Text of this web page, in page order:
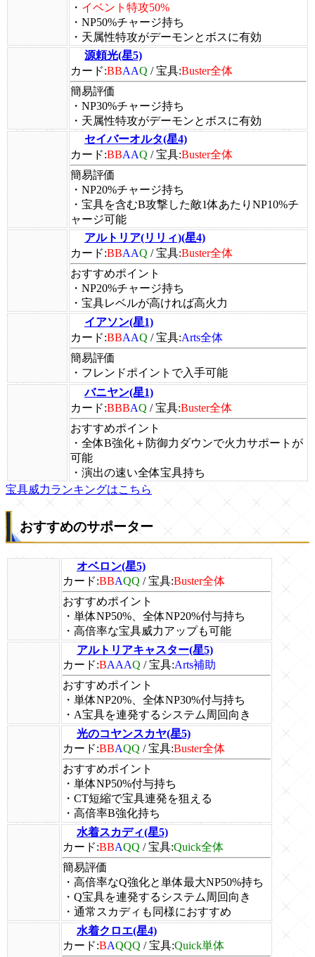
・ イベント特攻50%
・NP50%チャージ持ち
・天属性特攻がデーモンとボスに有効
源頼光(星5)
カード:BBAAQ /宝具:Buster全体
簡易評価
・NP30%チャージ持ち
・天属性特攻がデーモンとボスに有効
セイバーオルタ(星4)
カード:BBAAQ /宝具:Buster全体
簡易評価
・NP20%チャージ持ち
・宝具を含むB攻撃した敵1体あたりNP10%チ
ャージ可能
アルトリア(リリィ)(星4)
カード:BBAAQ /宝具:Buster全体
おすすめポイント
・NP20%チャージ持ち
・宝具レベルが高ければ高火力
イアソン(星1)
カード:BBAAQ /宝具:Arts全体
簡易評価
・フレンドポイントで入手可能
バニヤン(星1)
カード:BBBAQ /宝具:Buster全体
おすすめポイント
・全体B強化＋防御力ダウンで火力サポートが
可能
・演出の速い全体宝具持ち
宝具威力ランキングはこちら
おすすめのサポーター
オベロン(星5)
カード:BBAQQ /宝具:Buster全体
おすすめポイント
・単体NP50%、全体NP20%付与持ち
・高倍率な宝具威力アップも可能
アルトリアキャスター(星5)
カード:BAAAQ /宝具:Arts補助
おすすめポイント
・単体NP20%、全体NP30%付与持ち
・A宝具を連発するシステム周回向き
光のコヤンスカヤ(星5)
カード:BBAQQ /宝具:Buster全体
おすすめポイント
・単体NP50%付与持ち
・CT短縮で宝具連発を狙える
・高倍率B強化持ち
水着スカディ(星5)
カード:BBAQQ /宝具:Quick全体
簡易評価
・高倍率なQ強化と単体最大NP50%持ち
・Q宝具を連発するシステム周回向き
・通常スカディも同様におすすめ
水着クロエ(星4)
カード:BAQQQ /宝具:Quick単体